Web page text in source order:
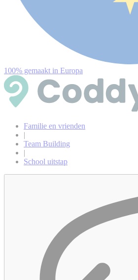
100% gemaakt in Europa
Familie en vrienden
|
Team Building
|
School uitstap